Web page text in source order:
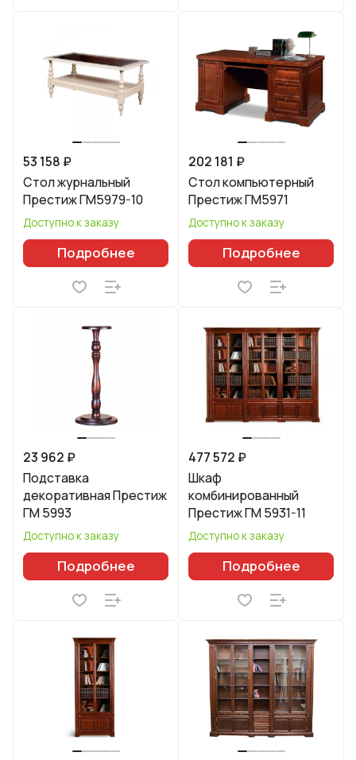
53 158 ₽
Стол журнальный
Престиж ГМ5979-10
Доступно к заказу
Подробнее
202 181 ₽
Стол компьютерный
Престиж ГМ5971
Доступно к заказу
Подробнее
23 962 ₽
Подставка
декоративная Престиж
ГМ 5993
Доступно к заказу
Подробнее
477 572 ₽
Шкаф
комбинированный
Престиж ГМ 5931-11
Доступно к заказу
Подробнее